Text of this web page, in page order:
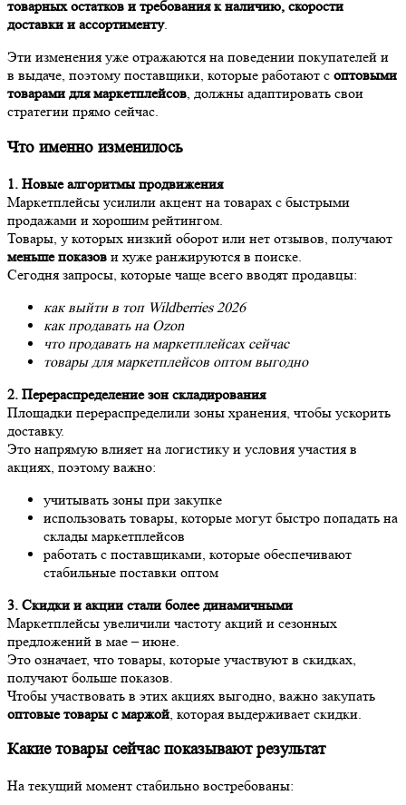
товарных остатков и требования к наличию, скорости
доставки и ассортименту.
Эти изменения уже отражаются на поведении покупателей и
в выдаче, поэтому поставщики, которые работают с оптовыми
товарами для маркетплейсов, должны адаптировать свои
стратегии прямо сейчас.
Что именно изменилось
1. Новые алгоритмы продвижения
Маркетплейсы усилили акцент на товарах с быстрыми
продажами и хорошим рейтингом.
Товары, у которых низкий оборот или нет отзывов, получают
меньше показов и хуже ранжируются в поиске.
Сегодня запросы, которые чаще всего вводят продавцы:
как выйти в топ Wildberries 2026
как продавать на Ozon
что продавать на маркетплейсах сейчас
товары для маркетплейсов оптом выгодно
2. Перераспределение зон складирования
Площадки перераспределили зоны хранения, чтобы ускорить
доставку.
Это напрямую влияет на логистику и условия участия в
акциях, поэтому важно:
учитывать зоны при закупке
использовать товары, которые могут быстро попадать на
склады маркетплейсов
работать с поставщиками, которые обеспечивают
стабильные поставки оптом
3. Скидки и акции стали более динамичными
Маркетплейсы увеличили частоту акций и сезонных
предложений в мае – июне.
Это означает, что товары, которые участвуют в скидках,
получают больше показов.
Чтобы участвовать в этих акциях выгодно, важно закупать
оптовые товары с маржой , которая выдерживает скидки.
Какие товары сейчас показывают результат
На текущий момент стабильно востребованы: